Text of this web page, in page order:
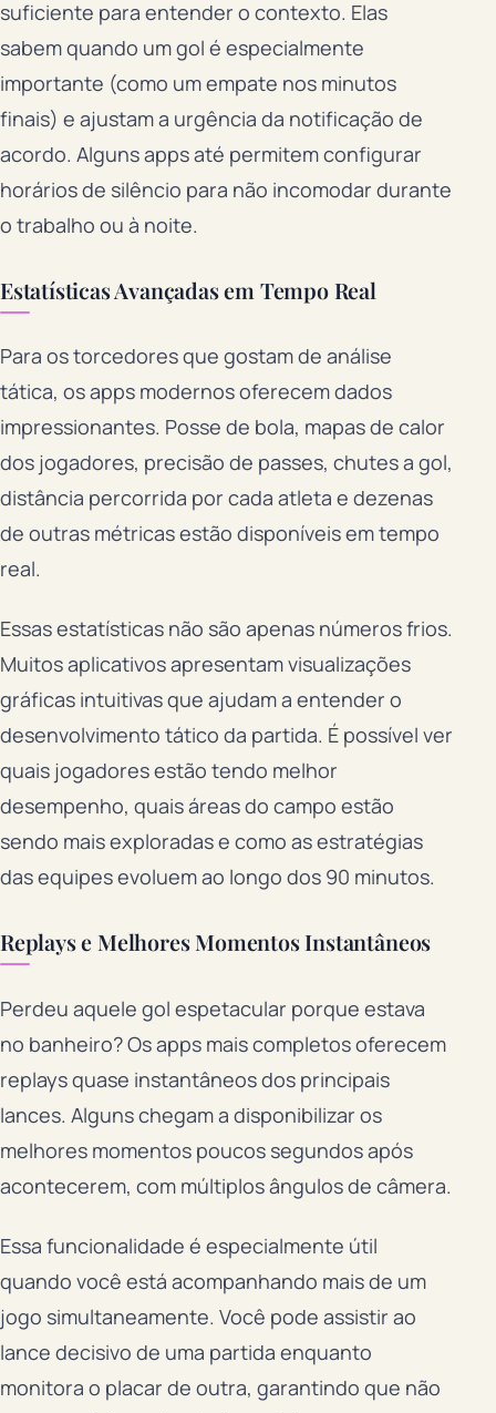
suficiente para entender o contexto. Elas
sabem quando um gol é especialmente
importante (como um empate nos minutos
finais) e ajustam a urgência da notificação de
acordo. Alguns apps até permitem configurar
horários de silêncio para não incomodar durante
o trabalho ou à noite.
Estatísticas Avançadas em Tempo Real
Para os torcedores que gostam de análise
tática, os apps modernos oferecem dados
impressionantes. Posse de bola, mapas de calor
dos jogadores, precisão de passes, chutes a gol,
distância percorrida por cada atleta e dezenas
de outras métricas estão disponíveis em tempo
real.
Essas estatísticas não são apenas números frios.
Muitos aplicativos apresentam visualizações
gráficas intuitivas que ajudam a entender o
desenvolvimento tático da partida. É possível ver
quais jogadores estão tendo melhor
desempenho, quais áreas do campo estão
sendo mais exploradas e como as estratégias
das equipes evoluem ao longo dos 90 minutos.
Replays e Melhores Momentos Instantâneos
Perdeu aquele gol espetacular porque estava
no banheiro? Os apps mais completos oferecem
replays quase instantâneos dos principais
lances. Alguns chegam a disponibilizar os
melhores momentos poucos segundos após
acontecerem, com múltiplos ângulos de câmera.
Essa funcionalidade é especialmente útil
quando você está acompanhando mais de um
jogo simultaneamente. Você pode assistir ao
lance decisivo de uma partida enquanto
monitora o placar de outra, garantindo que não